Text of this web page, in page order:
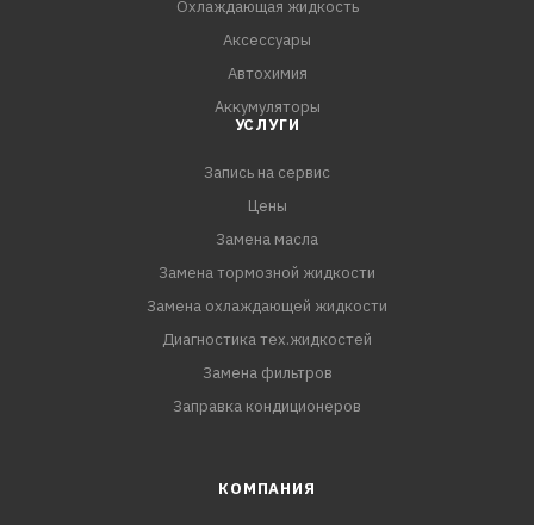
Охлаждающая жидкость
Аксессуары
Автохимия
Аккумуляторы
УСЛУГИ
Запись на сервис
Цены
Замена масла
Замена тормозной жидкости
Замена охлаждающей жидкости
Диагностика тех.жидкостей
Замена фильтров
Заправка кондиционеров
КОМПАНИЯ